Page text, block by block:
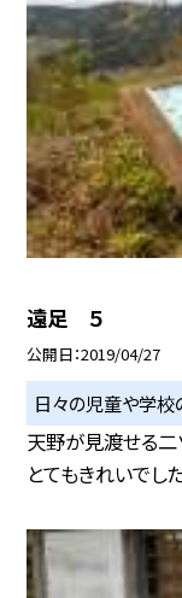
遠足 ５
公開日 2019/04/27
日々の児童や学校
天野が見渡せる二
とてもきれいでし